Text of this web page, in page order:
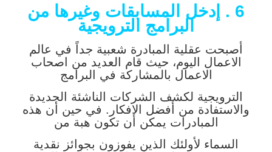
6 . إدخل المسابقات وغيرها من
البرامج الترويجية
أصبحت عقلية المبادرة شعبية جداً في عالم
الاعمال اليوم، حيث قام العديد من اصحاب
الاعمال بالمشاركة في البرامج
الترويجية لكشف الشركات الناشئة الجديدة
والاستفادة من أفضل الافكار. في حين أن هذه
المبادرات يمكن أن تكون هبة من
السماء لأولئك الذين يفوزون بجوائز نقدية